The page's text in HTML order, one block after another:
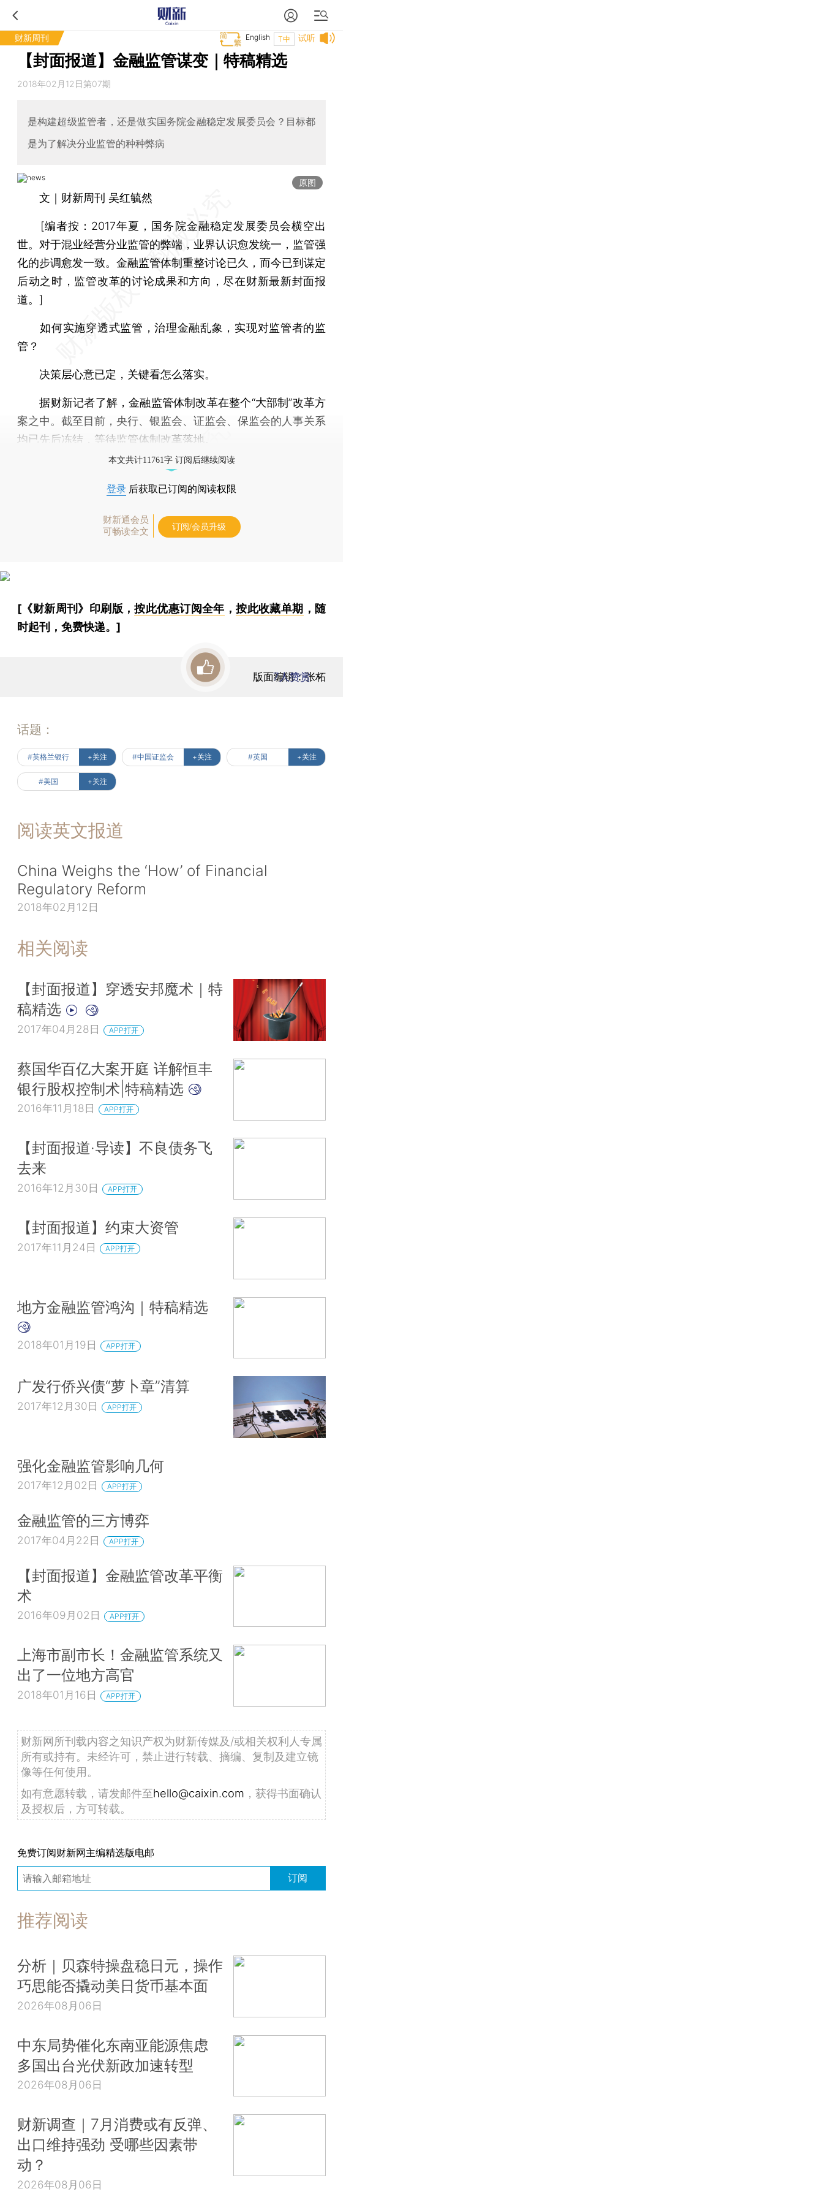
财新周刊 试听
T中
English
【封面报道】金融监管谋变｜特稿精选
2018年02月12日第07期
是构建超级监管者，还是做实国务院金融稳定发展委员会？目标都
是为了解决分业监管的种种弊病
原图
文｜财新周刊 吴红毓然
[编者按：2017年夏，国务院金融稳定发展委员会横空出
世。对于混业经营分业监管的弊端，业界认识愈发统一，监管强
化的步调愈发一致。金融监管体制重整讨论已久，而今已到谋定
后动之时，监管改革的讨论成果和方向，尽在财新最新封面报
道。]
如何实施穿透式监管，治理金融乱象，实现对监管者的监
管？
决策层心意已定，关键看怎么落实。
据财新记者了解，金融监管体制改革在整个“大部制”改革方
案之中。截至目前，央行、银监会、证监会、保监会的人事关系
均已先后冻结，等待监管体制改革落地。
本文共计11761字 订阅后继续阅读
登录 后获取已订阅的阅读权限
财新通会员
可畅读全文
订阅/会员升级
[《财新周刊》印刷版，按此优惠订阅全年 ，按此收藏单期 ，随
时起刊，免费快递。]
版面编辑：张柘
7人赞赏
话题：
#英格兰银行 +关注 #中国证监会 +关注 #英国 +关注
#美国 +关注
阅读英文报道
China Weighs the ‘How’ of Financial
Regulatory Reform
2018年02月12日
相关阅读
【封面报道】穿透安邦魔术｜特
稿精选
2017年04月28日 APP打开
蔡国华百亿大案开庭 详解恒丰
银行股权控制术|特稿精选
2016年11月18日 APP打开
【封面报道·导读】不良债务飞
去来
2016年12月30日 APP打开
【封面报道】约束大资管
2017年11月24日 APP打开
地方金融监管鸿沟｜特稿精选
2018年01月19日 APP打开
广发行侨兴债“萝卜章”清算
2017年12月30日 APP打开
强化金融监管影响几何
2017年12月02日 APP打开
金融监管的三方博弈
2017年04月22日 APP打开
【封面报道】金融监管改革平衡
术
2016年09月02日 APP打开
上海市副市长！金融监管系统又
出了一位地方高官
2018年01月16日 APP打开
财新网所刊载内容之知识产权为财新传媒及/或相关权利人专属
所有或持有。未经许可，禁止进行转载、摘编、复制及建立镜
像等任何使用。
如有意愿转载，请发邮件至hello@caixin.com ，获得书面确认
及授权后，方可转载。
免费订阅财新网主编精选版电邮
订阅
推荐阅读
分析｜贝森特操盘稳日元，操作
巧思能否撬动美日货币基本面
2026年08月06日
中东局势催化东南亚能源焦虑
多国出台光伏新政加速转型
2026年08月06日
财新调查｜7月消费或有反弹、
出口维持强劲 受哪些因素带
动？
2026年08月06日